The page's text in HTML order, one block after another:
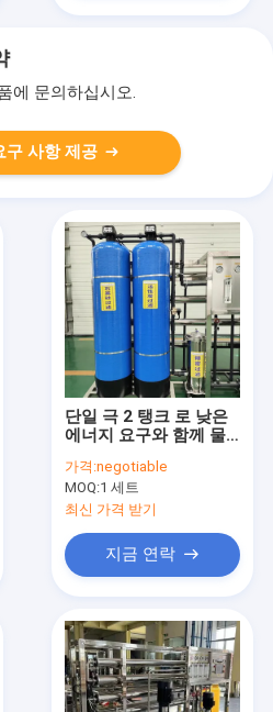
에 문의하십시오.
구 사항 제공
단일 극 2 탱크 로 낮은
에너지 요구와 함께 물
가격:negotiable
MOQ:1 세트
최신 가격 받기
지금 연락